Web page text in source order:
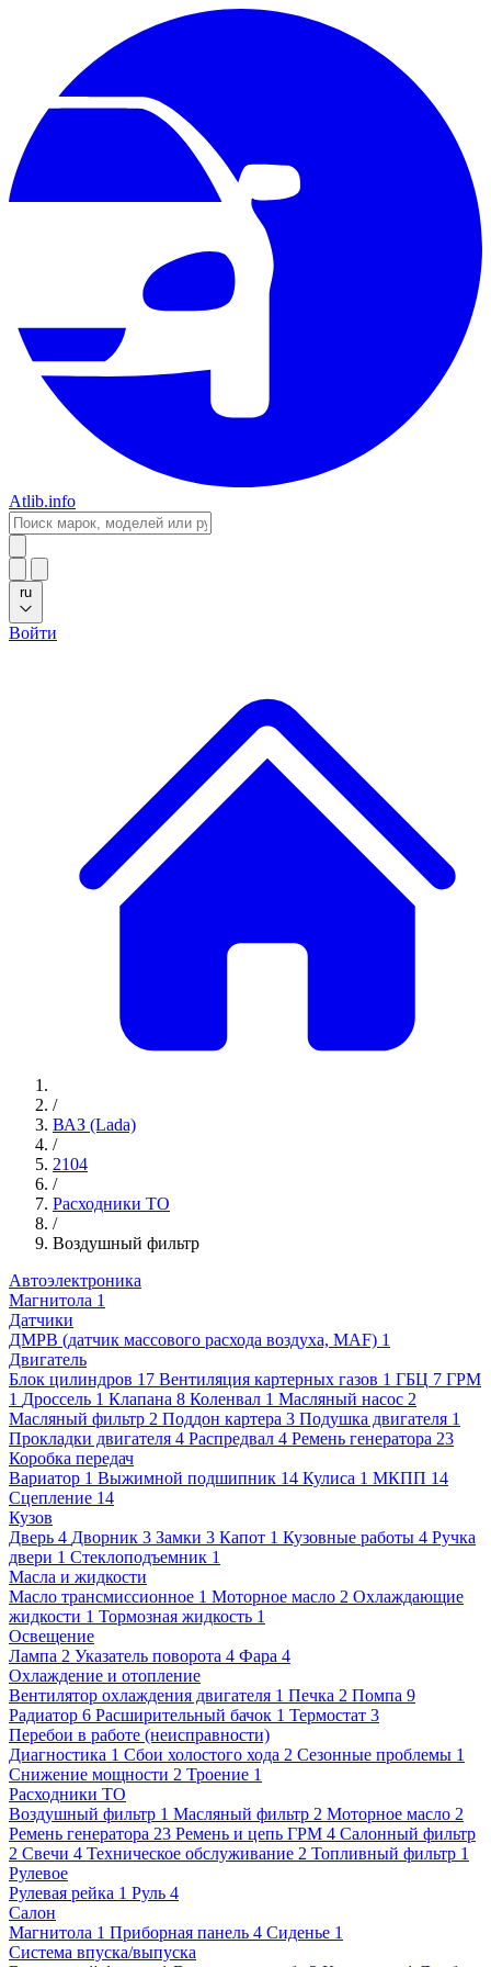
Atlib.info
ru
Войти
/
ВАЗ (Lada)
/
2104
/
Расходники ТО
/
Воздушный фильтр
Автоэлектроника
Магнитола 1
Датчики
ДМРВ (датчик массового расхода воздуха, MAF) 1
Двигатель
Блок цилиндров 17 Вентиляция картерных газов 1 ГБЦ 7 ГРМ
1 Дроссель 1 Клапана 8 Коленвал 1 Масляный насос 2
Масляный фильтр 2 Поддон картера 3 Подушка двигателя 1
Прокладки двигателя 4 Распредвал 4 Ремень генератора 23
Коробка передач
Вариатор 1 Выжимной подшипник 14 Кулиса 1 МКПП 14
Сцепление 14
Кузов
Дверь 4 Дворник 3 Замки 3 Капот 1 Кузовные работы 4 Ручка
двери 1 Стеклоподъемник 1
Масла и жидкости
Масло трансмиссионное 1 Моторное масло 2 Охлаждающие
жидкости 1 Тормозная жидкость 1
Освещение
Лампа 2 Указатель поворота 4 Фара 4
Охлаждение и отопление
Вентилятор охлаждения двигателя 1 Печка 2 Помпа 9
Радиатор 6 Расширительный бачок 1 Термостат 3
Перебои в работе (неисправности)
Диагностика 1 Сбои холостого хода 2 Сезонные проблемы 1
Снижение мощности 2 Троение 1
Расходники ТО
Воздушный фильтр 1 Масляный фильтр 2 Моторное масло 2
Ремень генератора 23 Ремень и цепь ГРМ 4 Салонный фильтр
2 Свечи 4 Техническое обслуживание 2 Топливный фильтр 1
Рулевое
Рулевая рейка 1 Руль 4
Салон
Магнитола 1 Приборная панель 4 Сиденье 1
Система впуска/выпуска